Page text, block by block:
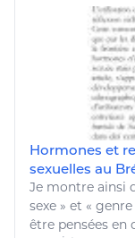
Hormones et
sexuelles au
Je montre ainsi
sexe » et «
être pensées en